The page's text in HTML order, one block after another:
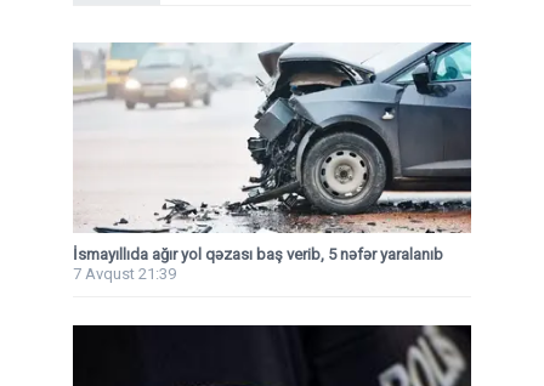
İsmayıllıda ağır yol qəzası baş verib, 5 nəfər yaralanıb
7 Avqust 21:39